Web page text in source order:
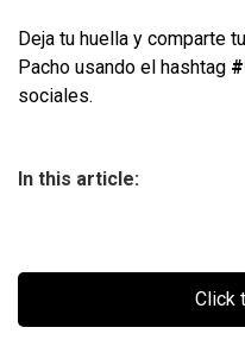
Deja tu huella y comparte
Pacho usando el hashtag
sociales.
In this article:
Click